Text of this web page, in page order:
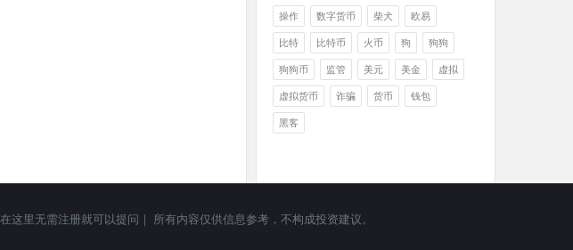
操作
数字货币 柴犬
欧易
比特
比特币 火币 狗
狗狗
狗狗币
监管 美元 美金
虚拟
虚拟货币
诈骗 货币
钱包
黑客
里无需注册就可以提问｜ 所有内容仅供信息参考，不构成投资建议。